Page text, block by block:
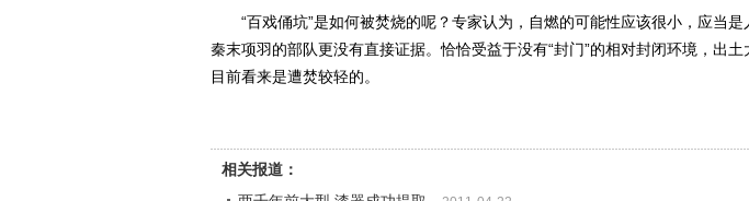
“百戏俑坑”是如何被焚烧的呢？专家认为，自燃的可能性应该很小，应当是
秦末项羽的部队更没有直接证据。恰恰受益于没有“封门”的相对封闭环境，出
目前看来是遭焚较轻的。
相关报道：